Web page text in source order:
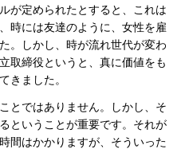
が定められたとすると、これは
時には友達のように、女性を雇
。しかし、時が流れ世代が変わ
取締役というと、真に価値をも
きました。
とではありません。しかし、そ
ということが重要です。それが
間はかかりますが、そういった